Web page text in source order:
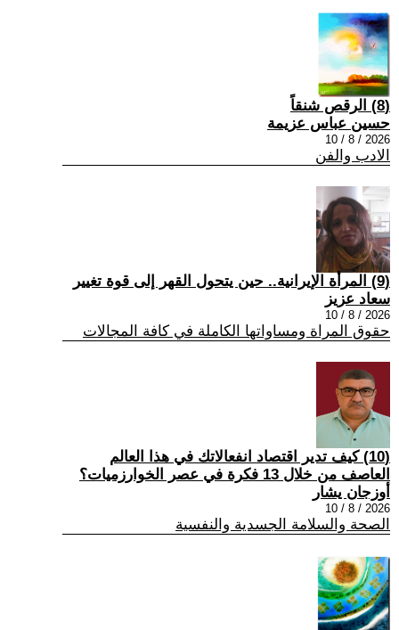
(8) الرقص شنقاً
حسين عباس عزيمة
2026 / 8 / 10
الادب والفن
(9) المرأة الإيرانية.. حين يتحول القهر إلى قوة تغيير
سعاد عزيز
2026 / 8 / 10
حقوق المراة ومساواتها الكاملة في كافة المجالات
(10) كيف تدير اقتصاد انفعالاتك في هذا العالم
العاصف من خلال 13 فكرة في عصر الخوارزميات؟
أوزجان يشار
2026 / 8 / 10
الصحة والسلامة الجسدية والنفسية